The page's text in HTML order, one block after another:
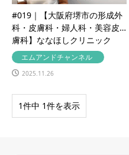
#019｜【大阪府堺市の形成外
科・皮膚科・婦人科・美容皮
膚科】ななほしクリニック
エムアンドチャンネル
2025.11.26
1件中 1件を表示